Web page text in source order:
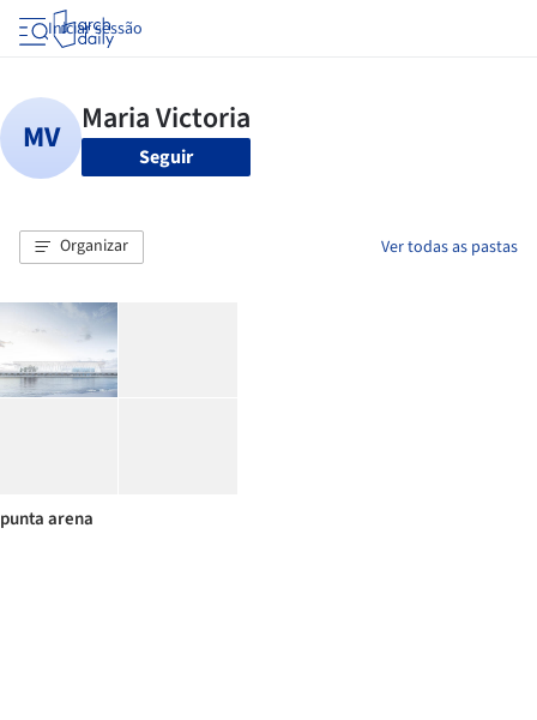
Iniciar sessão
Seguir
Organizar Ver todas as pastas
punta arena